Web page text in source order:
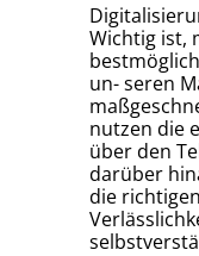
Wichtig ist,
un- seren
nutzen die
über den
darüber
die